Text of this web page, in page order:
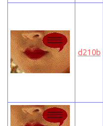
d210b